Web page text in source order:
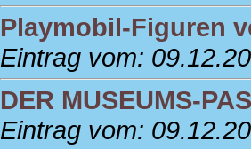
Playmobil-Figuren
Eintrag vom:
DER MUSEUMS-
Eintrag vom: